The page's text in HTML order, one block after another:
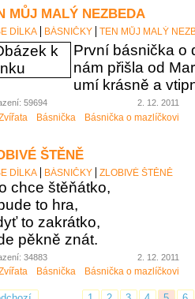
MŮJ MALÝ NEZBEDA
DÍLKA BÁSNIČKY TEN MŮJ MALÝ
První básnička o
nám přišla od
umí krásně a
59694 2. 12. 2011
Básnička Básnička o mazlíčkovi
ŠTĚNĚ
DÍLKA BÁSNIČKY ZLOBIVÉ ŠTĚNĚ
chce štěňátko,
to hra,
to zakrátko,
pěkně znát.
34883 2. 12. 2011
Básnička Básnička o mazlíčkovi